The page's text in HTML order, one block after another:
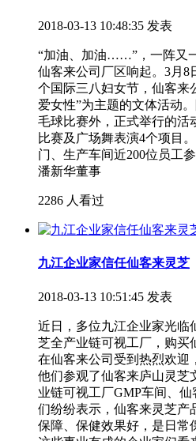
2018-03-13 10:48:35 发表
“加油、加油……”，一阵又
仙客来公司厂区响起。3月8
个国际三八妇女节，仙客来
爱女性”为主题的文体活动
毛球比赛外，正式举行的活
比赛及广场舞表演4个项目
门、生产车间近200位员工
潘新华董事
2286 人看过
九江企业家信任仙客来灵芝
2018-03-13 10:51:45 发表
近日，多位九江企业家光临
芝全产业链可视工厂，购买
在仙客来公司受到热烈欢迎
他们参观了仙客来庐山灵芝
业链可视工厂GMP车间、
们纷纷表示，仙客来灵芝产
保障、保健效果好，是日常